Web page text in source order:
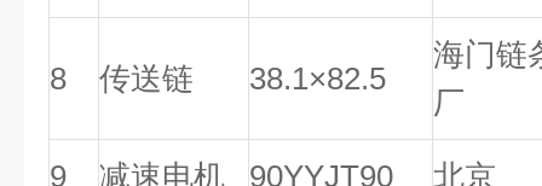
8 传送链 38.1×82.5
海门链
厂
9 减速电机 90YYJT90 北京